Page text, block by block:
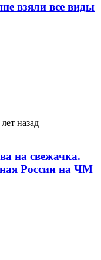
взяли все виды
лет назад
на свежачка.
России на ЧМ